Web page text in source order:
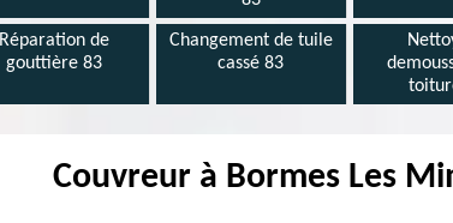
Réparation de
gouttière 83
Changement de tuile
cassé 83
Couvreur à Bormes Les